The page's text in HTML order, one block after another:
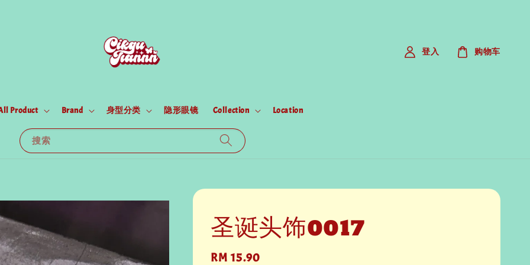
搜索
Product Brand 身型分类 隐形眼镜 Collection Location
登入 购物车
圣诞头饰0017
Regular
RM 15.90